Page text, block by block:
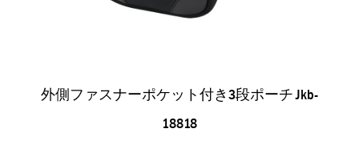
外側ファスナーポケット付き3段ポーチ Jkb-
18818